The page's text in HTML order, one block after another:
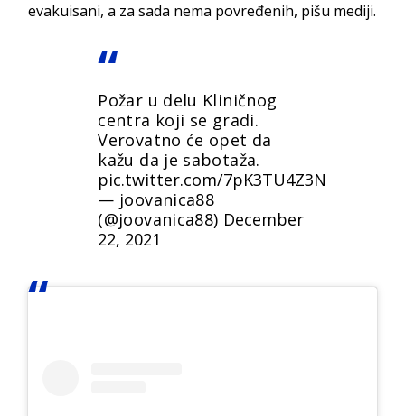
evakuisani, a za sada nema povređenih, pišu mediji.
Požar u delu Kliničnog
centra koji se gradi.
Verovatno će opet da
kažu da je sabotaža.
pic.twitter.com/7pK3TU4Z3N
— joovanica88
(@joovanica88) December
22, 2021